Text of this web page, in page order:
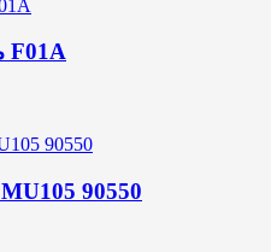
ماوس بی‌سیم باسئوس مدل F01A
ماوس بی سیم یوگرین مدل MU105 90550